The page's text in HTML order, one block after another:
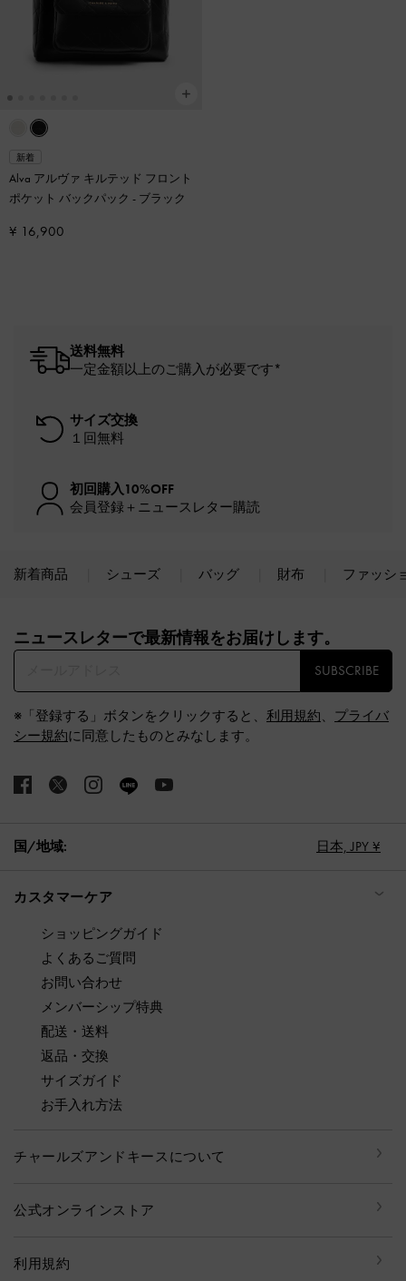
新着
Alva アルヴァ キルテッド フロント
ポケット バックパック - ブラック
¥ 16,900
送料無料
一定金額以上のご購入が必要です*
サイズ交換
１回無料
初回購入10%OFF
会員登録＋ニュースレター購読
新着商品 シューズ バッグ 財布 ファッシ
ニュースレターで最新情報をお届けします。​
SUBSCRIBE
※「登録する」ボタンをクリックすると、 利用規約、 プライバ
シー規約に同意したものとみなします。
国/地域: 日本, JPY ¥
カスタマーケア
ショッピングガイド
よくあるご質問
お問い合わせ
メンバーシップ特典
配送・送料
返品・交換
サイズガイド
お手入れ方法
チャールズアンドキースについて
公式オンラインストア
利用規約